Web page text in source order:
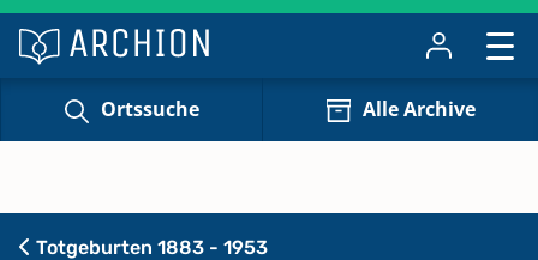
Ortssuche Alle Archive
Totgeburten 1883 - 1953